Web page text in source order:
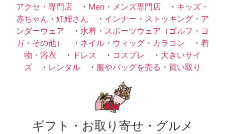
アクセ・専門店 ・ Men・メンズ専門店 ・ キッズ・
赤ちゃん・妊婦さん ・ インナー・ストッキング・ア
ンダーウェア ・ 水着・スポーツウェア（ゴルフ・ヨ
ガ・その他）
・ ネイル・ウィッグ・カラコン ・ 着
物・浴衣 ・ ドレス ・ コスプレ ・ 大きいサイ
ズ ・ レンタル ・ 服やバッグを売る・買い取り
ギフト・お取り寄せ・グルメ